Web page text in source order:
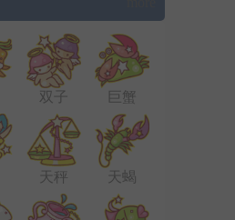
双子 巨蟹
天秤 天蝎